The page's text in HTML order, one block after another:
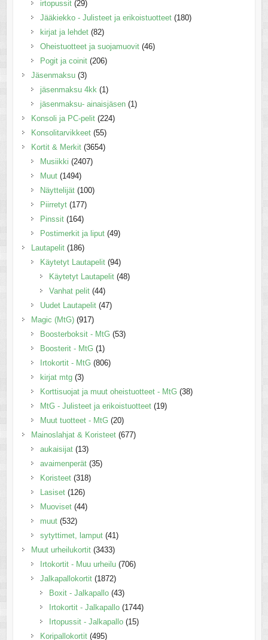
irtopussit (29)
Jääkiekko - Julisteet ja erikoistuotteet (180)
kirjat ja lehdet (82)
Oheistuotteet ja suojamuovit (46)
Pogit ja coinit (206)
Jäsenmaksu (3)
jäsenmaksu 4kk (1)
jäsenmaksu- ainaisjäsen (1)
Konsoli ja PC-pelit (224)
Konsolitarvikkeet (55)
Kortit & Merkit (3654)
Musiikki (2407)
Muut (1494)
Näyttelijät (100)
Piirretyt (177)
Pinssit (164)
Postimerkit ja liput (49)
Lautapelit (186)
Käytetyt Lautapelit (94)
Käytetyt Lautapelit (48)
Vanhat pelit (44)
Uudet Lautapelit (47)
Magic (MtG) (917)
Boosterboksit - MtG (53)
Boosterit - MtG (1)
Irtokortit - MtG (806)
kirjat mtg (3)
Korttisuojat ja muut oheistuotteet - MtG (38)
MtG - Julisteet ja erikoistuotteet (19)
Muut tuotteet - MtG (20)
Mainoslahjat & Koristeet (677)
aukaisijat (13)
avaimenperät (35)
Koristeet (318)
Lasiset (126)
Muoviset (44)
muut (532)
sytyttimet, lamput (41)
Muut urheilukortit (3433)
Irtokortit - Muu urheilu (706)
Jalkapallokortit (1872)
Boxit - Jalkapallo (43)
Irtokortit - Jalkapallo (1744)
Irtopussit - Jalkapallo (15)
Koripallokortit (495)